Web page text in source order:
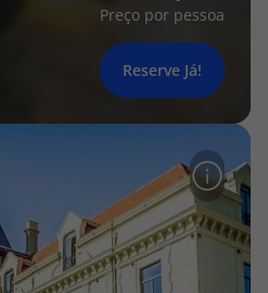
Preço por pessoa
Reserve Já!